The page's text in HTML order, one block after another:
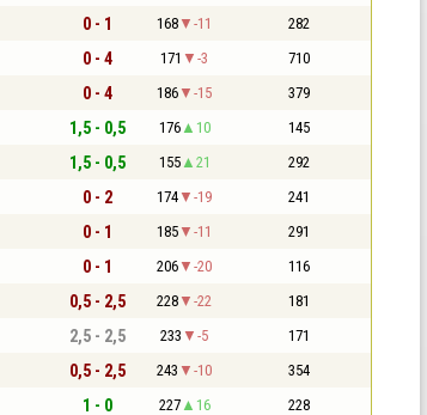
0 - 1 168 -11 282
0 - 4 171 -3 710
0 - 4 186 -15 379
1,5 - 0,5 176 10 145
1,5 - 0,5 155 21 292
0 - 2 174 -19 241
0 - 1 185 -11 291
0 - 1 206 -20 116
0,5 - 2,5 228 -22 181
2,5 - 2,5 233 -5 171
0,5 - 2,5 243 -10 354
1 - 0 227 16 228